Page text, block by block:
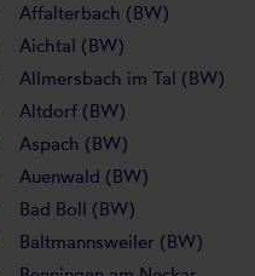
Affalterbach (BW)
Aichtal (BW)
Allmersbach im Tal (BW)
Altdorf (BW)
Aspach (BW)
Auenwald (BW)
Bad Boll (BW)
Baltmannsweiler (BW)